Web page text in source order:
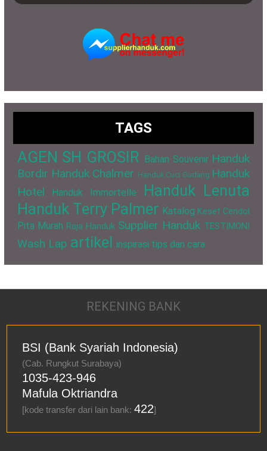
TAGS
AGEN SH GROSIR Bahan Souvenir Handuk
Bordir Handuk Chalmer Handuk Cuci Gudang Handuk
Hotel
Handuk Immortelle
Handuk Lenuta
Handuk Terry Palmer Katalog Keset Cendol
Pita Murah Raja Handuk Supplier Handuk TESTIMONI
Wash Lap artikel inspirasi tips dan cara
REKENING BANK
BSI (Bank Syariah Indonesia)
(Cab. Rungkut Surabaya)
1035-423-946
Mafula Oktriandra
[kode transfer dari lain bank:422]